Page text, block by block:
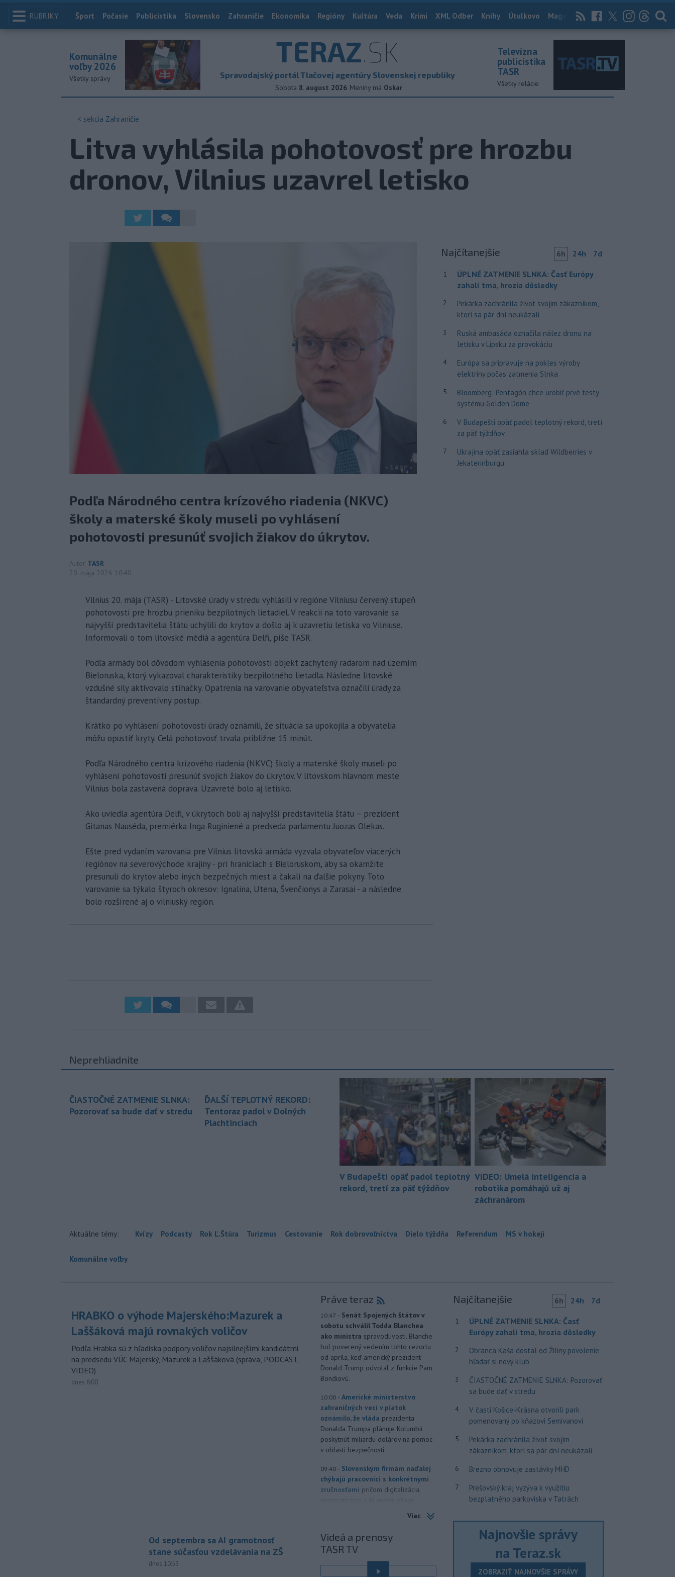
RUBRIKY Index
Šport Počasie Publicistika Slovensko Zahraničie Ekonomika Regióny Kultúra Veda Krimi XML Odber Knihy Útulkovo Magazín News Now Archív
TERAZ.SK
Spravodajský portál Tlačovej agentúry Slovenskej republiky
Sobota 8. august 2026 Meniny má Oskar
Komunálne
voľby 2026
Všetky správy
Televízna
publicistika
TASR
Všetky relácie
< sekcia Zahraničie
Litva vyhlásila pohotovosť pre hrozbu
dronov, Vilnius uzavrel letisko
Podľa Národného centra krízového riadenia (NKVC)
školy a materské školy museli po vyhlásení
pohotovosti presunúť svojich žiakov do úkrytov.
Autor TASR
20. mája 2026 10:40
Vilnius 20. mája (TASR) - Litovské úrady v stredu vyhlásili v regióne Vilniusu červený stupeň
pohotovosti pre hrozbu prieniku bezpilotných lietadiel. V reakcii na toto varovanie sa
najvyšší predstavitelia štátu uchýlili do krytov a došlo aj k uzavretiu letiska vo Vilniuse.
Informovali o tom litovské médiá a agentúra Delfi, píše TASR.
Podľa armády bol dôvodom vyhlásenia pohotovosti objekt zachytený radarom nad územím
Bieloruska, ktorý vykazoval charakteristiky bezpilotného lietadla. Následne litovské
vzdušné sily aktivovalo stíhačky. Opatrenia na varovanie obyvateľstva označili úrady za
štandardný preventívny postup.
Krátko po vyhlásení pohotovosti úrady oznámili, že situácia sa upokojila a obyvatelia
môžu opustiť kryty. Celá pohotovosť trvala približne 15 minút.
Podľa Národného centra krízového riadenia (NKVC) školy a materské školy museli po
vyhlásení pohotovosti presunúť svojich žiakov do úkrytov. V litovskom hlavnom meste
Vilnius bola zastavená doprava. Uzavreté bolo aj letisko.
Ako uviedla agentúra Delfi, v úkrytoch boli aj najvyšší predstavitelia štátu – prezident
Gitanas Nauséda, premiérka Inga Ruginiené a predseda parlamentu Juozas Olekas.
Ešte pred vydaním varovania pre Vilnius litovská armáda vyzvala obyvateľov viacerých
regiónov na severovýchode krajiny - pri hraniciach s Bieloruskom, aby sa okamžite
presunuli do krytov alebo iných bezpečných miest a čakali na ďalšie pokyny. Toto
varovanie sa týkalo štyroch okresov: Ignalina, Utena, Švenčionys a Zarasai - a následne
bolo rozšírené aj o vilniuský región.
Najčítanejšie 6h 24h 7d
1
ÚPLNÉ ZATMENIE SLNKA: Časť Európy
zahalí tma, hrozia dôsledky
2
Pekárka zachránila život svojim zákazníkom,
ktorí sa pár dní neukázali
3
Ruská ambasáda označila nález dronu na
letisku v Lipsku za provokáciu
4
Európa sa pripravuje na pokles výroby
elektriny počas zatmenia Slnka
5
Bloomberg: Pentagón chce urobiť prvé testy
systému Golden Dome
6
V Budapešti opäť padol teplotný rekord, tretí
za päť týždňov
7
Ukrajina opäť zasiahla sklad Wildberries v
Jekaterinburgu
Neprehliadnite
ČIASTOČNÉ ZATMENIE SLNKA:
Pozorovať sa bude dať v stredu
ĎALŠÍ TEPLOTNÝ REKORD:
Tentoraz padol v Dolných
Plachtinciach
V Budapešti opäť padol teplotný
rekord, tretí za päť týždňov
VIDEO: Umelá inteligencia a
robotika pomáhajú už aj
záchranárom
Aktuálne témy: Kvízy Podcasty Rok Ľ.Štúra Turizmus Cestovanie Rok dobrovoľníctva Dielo týždňa Referendum MS v hokeji
Komunálne voľby
HRABKO o výhode Majerského:Mazurek a
Laššáková majú rovnakých voličov
Podľa Hrabka sú z hľadiska podpory voličov najsilnejšími kandidátmi
na predsedu VÚC Majerský, Mazurek a Laššáková (správa, PODCAST,
VIDEO)
dnes 6:00
Od septembra sa AI gramotnosť
stane súčasťou vzdelávania na ZŠ
dnes 10:53
Práve teraz
10:47 - Senát Spojených štátov v
sobotu schválil Todda Blanchea
ako ministra spravodlivosti. Blanche
bol poverený vedením tohto rezortu
od apríla, keď americký prezident
Donald Trump odvolal z funkcie Pam
Bondiovú.
10:00 - Americké ministerstvo
zahraničných vecí v piatok
oznámilo, že vláda prezidenta
Donalda Trumpa plánuje Kolumbii
poskytnúť miliardu dolárov na pomoc
v oblasti bezpečnosti.
09:40 - Slovenským firmám naďalej
chýbajú pracovníci s konkrétnymi
zručnosťami pričom digitalizácia,
profesie. Účinným riešením na
prepojenie potrieb trhu práce s
pracovnou silou môže byť
rekvalifikácia.
Úrady v tomto roku doposiaľ
Viac
Videá a prenosy
TASR TV
Najčítanejšie 6h 24h 7d
1
ÚPLNÉ ZATMENIE SLNKA: Časť
Európy zahalí tma, hrozia dôsledky
2
Obranca Kaša dostal od Žiliny povolenie
hľadať si nový klub
3
ČIASTOČNÉ ZATMENIE SLNKA: Pozorovať
sa bude dať v stredu
4
V časti Košice-Krásna otvorili park
pomenovaný po kňazovi Semivanovi
5
Pekárka zachránila život svojim
zákazníkom, ktorí sa pár dní neukázali
6 Brezno obnovuje zastávky MHD
7
Prešovský kraj vyzýva k využitiu
bezplatného parkoviska v Tatrách
Najnovšie správy
na Teraz.sk
ZOBRAZIŤ NAJNOVŠIE SPRÁVY